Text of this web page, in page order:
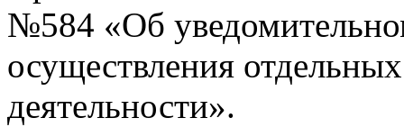
№584 «Об
осуществления
деятельности».